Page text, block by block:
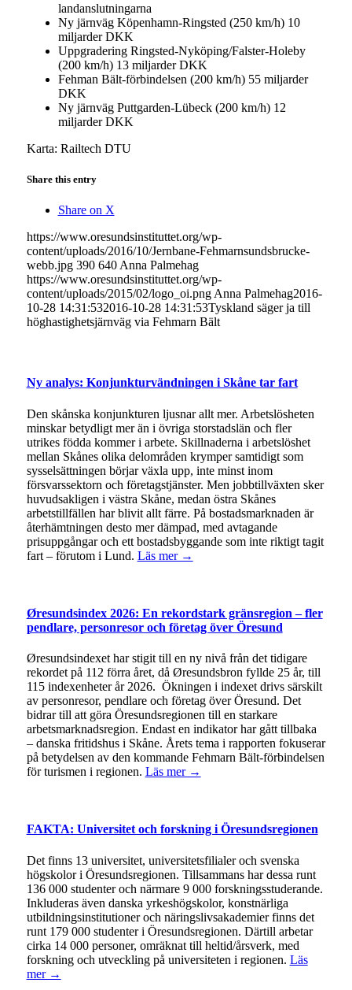
landanslutningarna
Ny järnväg Köpenhamn-Ringsted (250 km/h) 10
miljarder DKK
Uppgradering Ringsted-Nyköping/Falster-Holeby
(200 km/h) 13 miljarder DKK
Fehman Bält-förbindelsen (200 km/h) 55 miljarder
DKK
Ny järnväg Puttgarden-Lübeck (200 km/h) 12
miljarder DKK
Karta: Railtech DTU
Share this entry
Share on X
https://www.oresundsinstituttet.org/wp-
content/uploads/2016/10/Jernbane-Fehmarnsundsbrucke-
webb.jpg 390 640 Anna Palmehag
https://www.oresundsinstituttet.org/wp-
content/uploads/2015/02/logo_oi.png Anna Palmehag2016-
10-28 14:31:532016-10-28 14:31:53Tyskland säger ja till
höghastighetsjärnväg via Fehmarn Bält
Ny analys: Konjunkturvändningen i Skåne tar fart
Den skånska konjunkturen ljusnar allt mer. Arbetslösheten
minskar betydligt mer än i övriga storstadslän och fler
utrikes födda kommer i arbete. Skillnaderna i arbetslöshet
mellan Skånes olika delområden krymper samtidigt som
sysselsättningen börjar växla upp, inte minst inom
försvarssektorn och företagstjänster. Men jobbtillväxten sker
huvudsakligen i västra Skåne, medan östra Skånes
arbetstillfällen har blivit allt färre. På bostadsmarknaden är
återhämtningen desto mer dämpad, med avtagande
prisuppgångar och ett bostadsbyggande som inte riktigt tagit
fart – förutom i Lund. Läs mer →
Øresundsindex 2026: En rekordstark gränsregion – fler
pendlare, personresor och företag över Öresund
Øresundsindexet har stigit till en ny nivå från det tidigare
rekordet på 112 förra året, då Øresundsbron fyllde 25 år, till
115 indexenheter år 2026. Ökningen i indexet drivs särskilt
av personresor, pendlare och företag över Öresund. Det
bidrar till att göra Öresundsregionen till en starkare
arbetsmarknadsregion. Endast en indikator har gått tillbaka
– danska fritidshus i Skåne. Årets tema i rapporten fokuserar
på betydelsen av den kommande Fehmarn Bält-förbindelsen
för turismen i regionen. Läs mer →
FAKTA: Universitet och forskning i Öresundsregionen
Det finns 13 universitet, universitetsfilialer och svenska
högskolor i Öresundsregionen. Tillsammans har dessa runt
136 000 studenter och närmare 9 000 forskningsstuderande.
Inkluderas även danska yrkeshögskolor, konstnärliga
utbildningsinstitutioner och näringslivsakademier finns det
runt 179 000 studenter i Öresundsregionen. Därtill arbetar
cirka 14 000 personer, omräknat till heltid/årsverk, med
forskning och utveckling på universiteten i regionen. Läs
mer →